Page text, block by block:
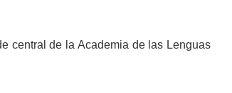
central de la Academia de las Lenguas